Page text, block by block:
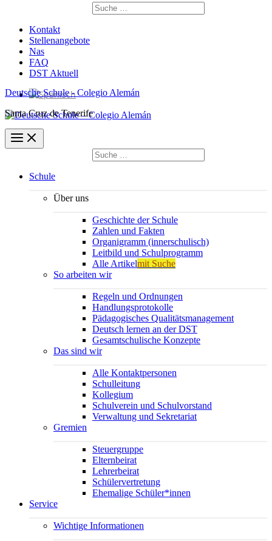
Suchen
nach:
Kontakt
Stellenangebote
Nas
FAQ
DST Aktuell
Deutsche Schule - Colegio Alemán
Santa Cruz de Tenerife
Suchen
nach:
Schule
Über uns
Geschichte der Schule
Zahlen und Fakten
Organigramm (innerschulisch)
Leitbild und Schulprogramm
Alle Artikelmit Suche
So arbeiten wir
Regeln und Ordnungen
Handlungsprotokolle
Pädagogisches Qualitätsmanagement
Deutsch lernen an der DST
Gesamtschulische Konzepte
Das sind wir
Alle Kontaktpersonen
Schulleitung
Kollegium
Schulverein und Schulvorstand
Verwaltung und Sekretariat
Gremien
Steuergruppe
Elternbeirat
Lehrerbeirat
Schülervertretung
Ehemalige Schüler*innen
Service
Wichtige Informationen